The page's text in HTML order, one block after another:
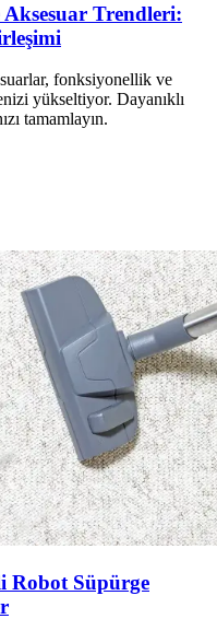
Trendleri:
fonksiyonellik ve
yükseltiyor. Dayanıklı
tamamlayın.
Robot Süpürge